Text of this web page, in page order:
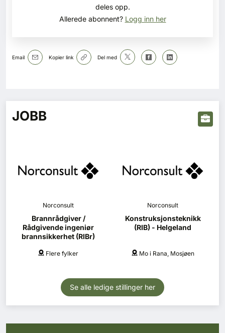
deles opp.
Allerede abonnent? Logg inn her
Email Kopier link Del med
JOBB
Norconsult
Brannrådgiver /
Rådgivende ingeniør
brannsikkerhet (RIBr)
Flere fylker
Norconsult
Konstruksjonsteknikk
(RIB) - Helgeland
Mo i Rana, Mosjøen
Se alle ledige stillinger her